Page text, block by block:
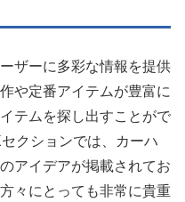
ザーに多彩な情報を提供
や定番アイテムが豊富に
テムを探し出すことがで
セクションでは、カーハ
アイデアが掲載されてお
々にとっても非常に貴重